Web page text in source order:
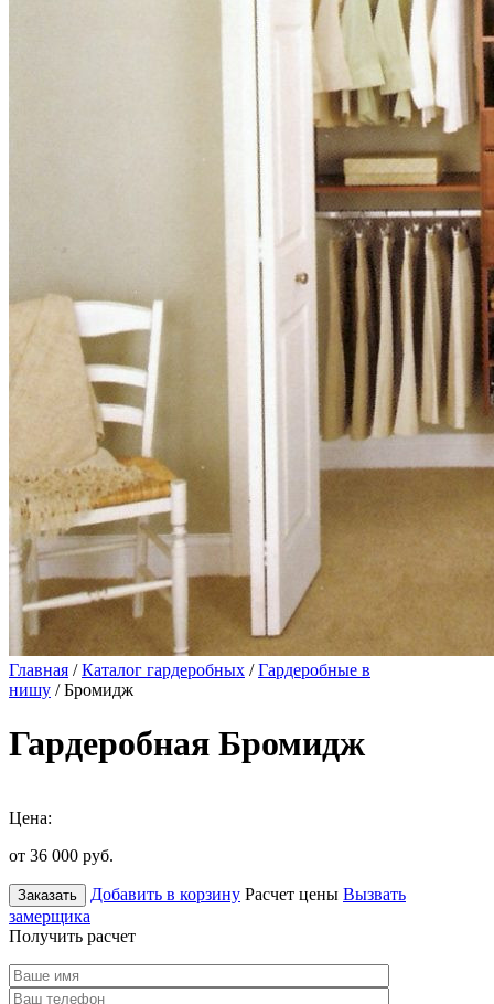
Главная /Каталог гардеробных /Гардеробные в
нишу / Бромидж
Гардеробная Бромидж
Цена:
от 36 000 руб.
Заказать Добавить в корзину Расчет цены Вызвать
замерщика
Получить расчет